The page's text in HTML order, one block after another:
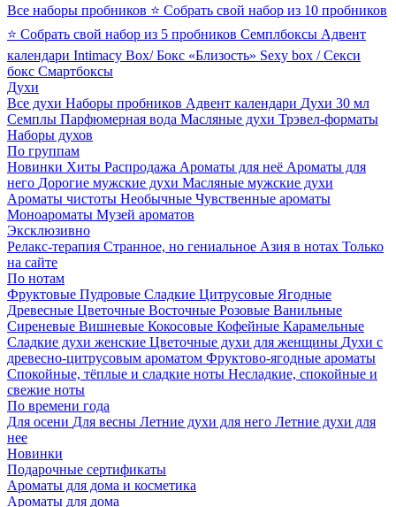
Все наборы пробников ⭐ Собрать свой набор из 10 пробников
⭐ Собрать свой набор из 5 пробников Семплбоксы Адвент
календари Intimacy Box/ Бокс «Близость» Sexy box / Секси
бокс Смартбоксы
Духи
Все духи Наборы пробников Адвент календари Духи 30 мл
Семплы Парфюмерная вода Масляные духи Трэвел-форматы
Наборы духов
По группам
Новинки Хиты Распродажа Ароматы для неё Ароматы для
него Дорогие мужские духи Масляные мужские духи
Ароматы чистоты Необычные Чувственные ароматы
Моноароматы Музей ароматов
Эксклюзивно
Релакс-терапия Странное, но гениальное Азия в нотах Только
на сайте
По нотам
Фруктовые Пудровые Сладкие Цитрусовые Ягодные
Древесные Цветочные Восточные Розовые Ванильные
Сиреневые Вишневые Кокосовые Кофейные Карамельные
Сладкие духи женские Цветочные духи для женщины Духи с
древесно-цитрусовым ароматом Фруктово-ягодные ароматы
Спокойные, тёплые и сладкие ноты Несладкие, спокойные и
свежие ноты
По времени года
Для осени Для весны Летние духи для него Летние духи для
нее
Новинки
Подарочные сертификаты
Ароматы для дома и косметика
Ароматы для дома